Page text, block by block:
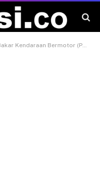
Kendaraan Bermotor (PBBKB)